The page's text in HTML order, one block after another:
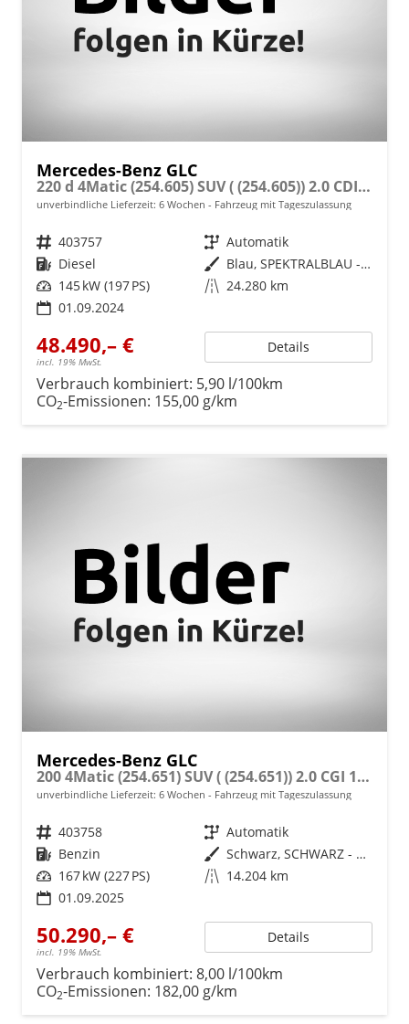
Mercedes-Benz GLC
220 d 4Matic (254.605) SUV ( (254.605)) 2.0 CDI 145kW (197 PS) 9-Stufen Automatikgetriebe
unverbindliche Lieferzeit: 6 Wochen Fahrzeug mit Tageszulassung
Fahrzeugnr. 403757 Getriebe Automatik
Kraftstoff Diesel Außenfarbe
Blau, SPEKTRALBLAU - METALLICLACK (970)
Leistung 145 kW (197 PS) Kilometerstand 24.280 km
01.09.2024
48.490,– €
incl. 19% MwSt.
Details
Verbrauch kombiniert: 5,90 l/100km
CO2-Emissionen: 155,00 g/km
Mercedes-Benz GLC
200 4Matic (254.651) SUV ( (254.651)) 2.0 CGI 150kW (204 PS) 9-Stufen Automatikgetriebe
unverbindliche Lieferzeit: 6 Wochen Fahrzeug mit Tageszulassung
Fahrzeugnr. 403758 Getriebe Automatik
Kraftstoff Benzin Außenfarbe
Schwarz, SCHWARZ - UNILACK (040)
Leistung 167 kW (227 PS) Kilometerstand 14.204 km
01.09.2025
50.290,– €
incl. 19% MwSt.
Details
Verbrauch kombiniert: 8,00 l/100km
CO2-Emissionen: 182,00 g/km